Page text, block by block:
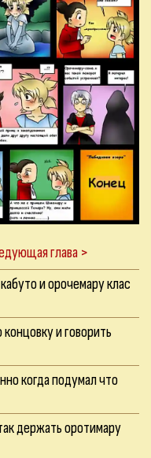
глава >
и орочемару клас
и говорить
когда подумал что
держать оротимару